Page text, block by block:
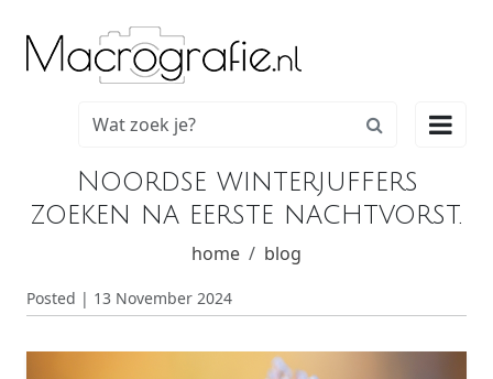

Noordse winterjuffers
zoeken na eerste nachtvorst.
home blog
Posted | 13 November 2024